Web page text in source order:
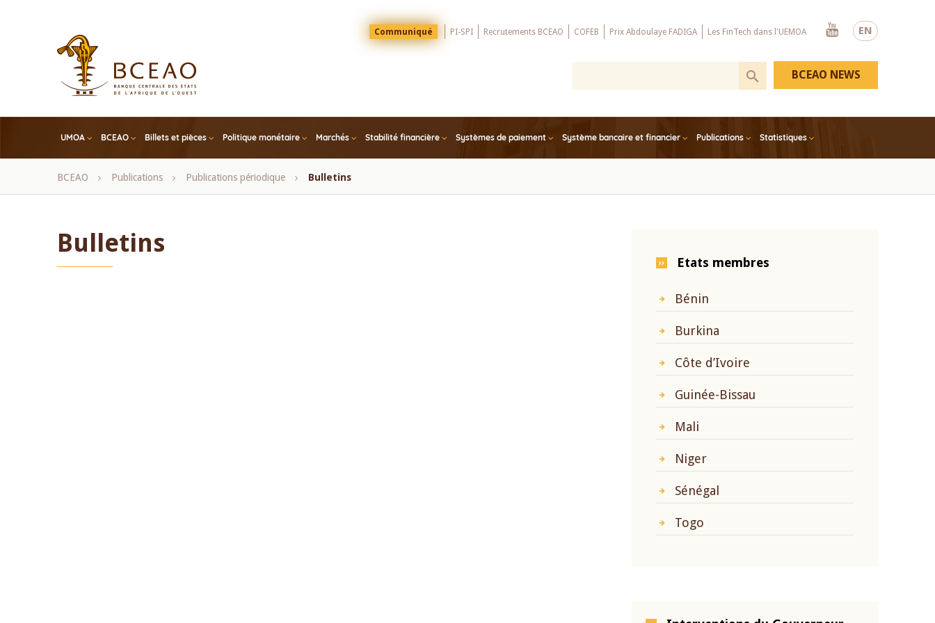
EN
Menu
Top
Communiqué PI-SPI Recrutements BCEAO COFEB Prix Abdoulaye FADIGA Les FinTech dans l'UEMOA
Youtube
UMOA BCEAO Billets et pièces Politique monétaire Marchés Stabilité financière Systèmes de paiement Système bancaire et financier Publications Statistiques
BCEAO NEWS
Fil
BCEAO Publications Publications périodique Bulletins
Bulletins
Etats membres
Bénin
Burkina
Côte d’Ivoire
Guinée-Bissau
Mali
Niger
Sénégal
Togo